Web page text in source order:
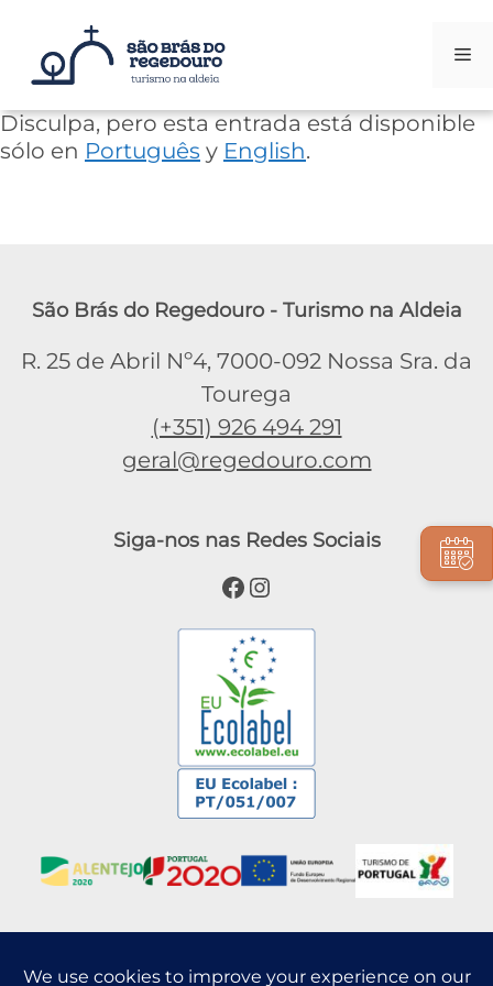
Saltar
al
Disculpa, pero esta entrada está disponible
sólo en Português y English.
São Brás do Regedouro - Turismo na Aldeia
R. 25 de Abril Nº4, 7000-092 Nossa Sra. da
Tourega
(+351) 926 494 291
geral@regedouro.com
Siga-nos nas Redes Sociais
Facebook
Instagram
Blog Press Release Pueblo Alojamiento Experiencias